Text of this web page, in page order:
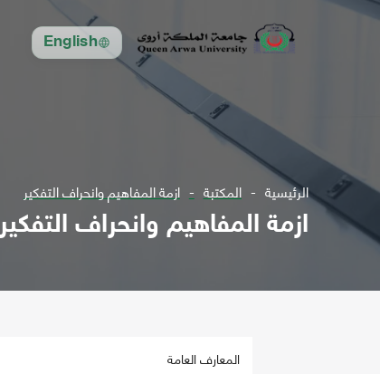
English
الرئيسية المكتبة ازمة المفاهيم وانحراف التفكير
ازمة المفاهيم وانحراف التفكير
المعارف العامة